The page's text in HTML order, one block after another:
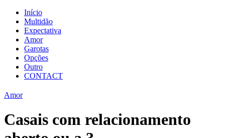
Início
Multidão
Expectativa
Amor
Garotas
Opções
Outro
CONTACT
Amor
Casais com relacionamento